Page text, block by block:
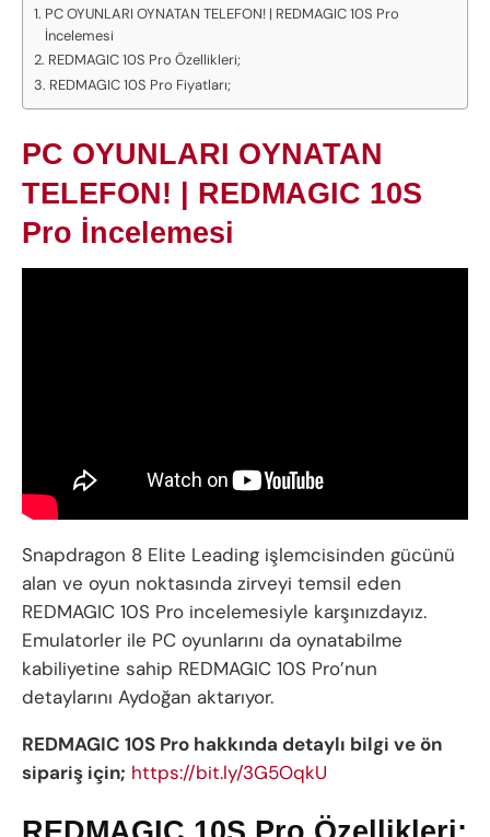
PC OYUNLARI OYNATAN TELEFON! | REDMAGIC 10S Pro
İncelemesi
REDMAGIC 10S Pro Özellikleri;
REDMAGIC 10S Pro Fiyatları;
PC OYUNLARI OYNATAN
TELEFON! | REDMAGIC 10S
Pro İncelemesi
Snapdragon 8 Elite Leading işlemcisinden gücünü
alan ve oyun noktasında zirveyi temsil eden
REDMAGIC 10S Pro incelemesiyle karşınızdayız.
Emulatorler ile PC oyunlarını da oynatabilme
kabiliyetine sahip REDMAGIC 10S Pro’nun
detaylarını Aydoğan aktarıyor.
REDMAGIC 10S Pro hakkında detaylı bilgi ve ön
sipariş için; https://bit.ly/3G5OqkU